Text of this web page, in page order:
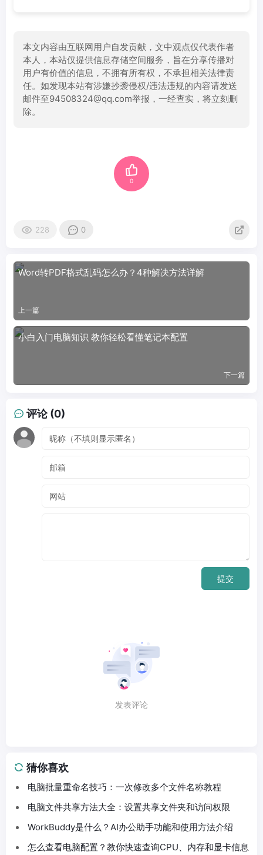
本文内容由互联网用户自发贡献，文中观点仅代表作者
本人，本站仅提供信息存储空间服务，旨在分享传播对
用户有价值的信息，不拥有所有权，不承担相关法律责
任。如发现本站有涉嫌抄袭侵权/违法违规的内容请发送
邮件至94508324@qq.com举报，一经查实，将立刻删
除。
0
228 0
Word转PDF格式乱码怎么办？4种解决方法详解
上一篇
小白入门电脑知识 教你轻松看懂笔记本配置
下一篇
评论 (0)
提交
发表评论
猜你喜欢
电脑批量重命名技巧：一次修改多个文件名称教程
电脑文件共享方法大全：设置共享文件夹和访问权限
WorkBuddy是什么？AI办公助手功能和使用方法介绍
怎么查看电脑配置？教你快速查询CPU、内存和显卡信息